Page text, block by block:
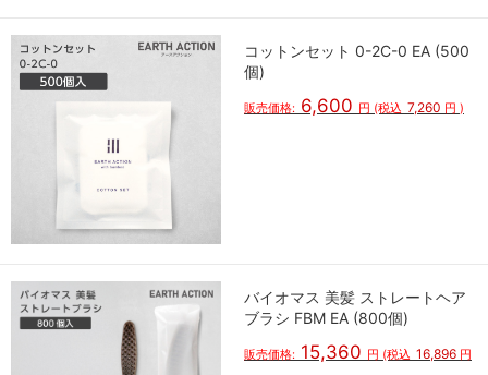
コットンセット 0-2C-0 EA (500
個)
販売価格: 6,600 円 (税込 7,260 円 )
バイオマス 美髪 ストレートヘア
ブラシ FBM EA (800個)
販売価格: 15,360 円 (税込 16,896 円